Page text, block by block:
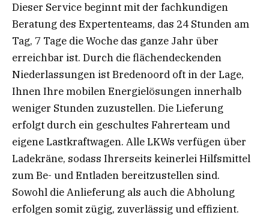
Dieser Service beginnt mit der fachkundigen
Beratung des Expertenteams, das 24 Stunden am
Tag, 7 Tage die Woche das ganze Jahr über
erreichbar ist. Durch die flächendeckenden
Niederlassungen ist Bredenoord oft in der Lage,
Ihnen Ihre mobilen Energielösungen innerhalb
weniger Stunden zuzustellen. Die Lieferung
erfolgt durch ein geschultes Fahrerteam und
eigene Lastkraftwagen. Alle LKWs verfügen über
Ladekräne, sodass Ihrerseits keinerlei Hilfsmittel
zum Be- und Entladen bereitzustellen sind.
Sowohl die Anlieferung als auch die Abholung
erfolgen somit zügig, zuverlässig und effizient.